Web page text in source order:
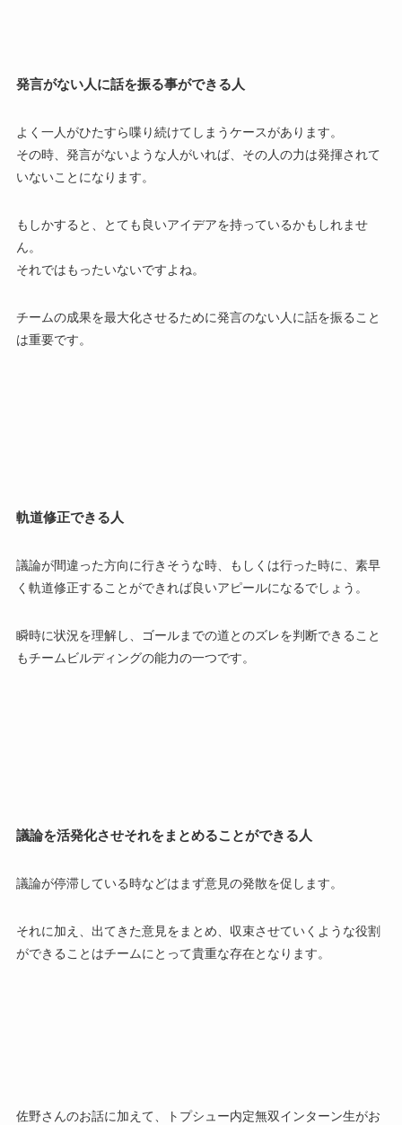
発言がない人に話を振る事ができる人
よく一人がひたすら喋り続けてしまうケースがあります。
その時、発言がないような人がいれば、 その人の力は発揮されて
いないことになります。
もしかすると、とても良いアイデアを持っているかもしれませ
ん。
それではもったいないですよね。
チームの成果を最大化させるために発言のない人に話を振ること
は重要です。
軌道修正できる人
議論が間違った方向に行きそうな時、もしくは行った時に、素早
く 軌道修正することができれば良いアピールになるでしょう。
瞬時に状況を理解し、ゴールまでの道とのズレを判断できること
もチームビルディングの能力の一つです。
議論を活発化させそれをまとめることができる人
議論が停滞している時などはまず意見の発散を促します。
それに加え、 出てきた意見をまとめ、 収束させていく ような役割
ができることはチームにとって貴重な存在となります。
佐野さんのお話に加えて、トプシュー内定無双インターン生がお